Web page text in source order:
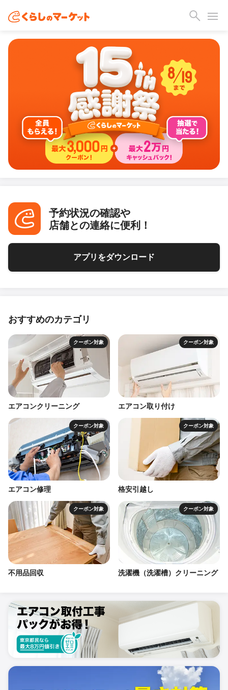
予約状況の確認や
店舗との連絡に便利！
アプリをダウンロード
おすすめのカテゴリ
クーポン対象
エアコンクリーニング
クーポン対象
エアコン取り付け
クーポン対象
エアコン修理
クーポン対象
格安引越し
クーポン対象
不用品回収
クーポン対象
洗濯機（洗濯槽）クリーニング